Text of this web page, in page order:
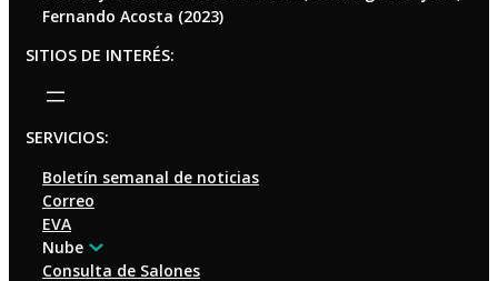
Fernando Acosta (2023)
SITIOS DE INTERÉS:
SERVICIOS:
Boletín semanal de noticias
Correo
EVA
Nube
Consulta de Salones